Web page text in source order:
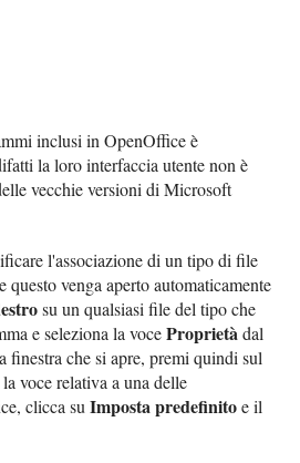
inclusi in OpenOffice è
la loro interfaccia utente non è
vecchie versioni di Microsoft
l'associazione di un tipo di file
questo venga aperto automaticamente
su un qualsiasi file del tipo che
e seleziona la voceProprietà dal
finestra che si apre, premi quindi sul
voce relativa a una delle
clicca suImposta predefinitoe il